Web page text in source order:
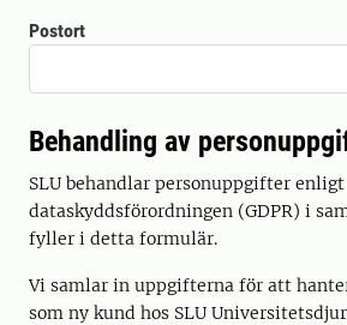
Postort
Behandling av
SLU behandlar personuppgifter enligt
dataskyddsförordningen (GDPR) i
fyller i detta formulär.
Vi samlar in uppgifterna för att
som ny kund hos SLU